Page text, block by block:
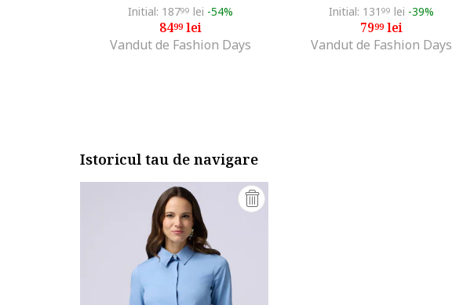
Initial: 18799 lei -54%
8499lei
Vandut de Fashion Days
Initial: 131 99 lei -39%
7999lei
Vandut de Fashion Days
Istoricul tau de navigare